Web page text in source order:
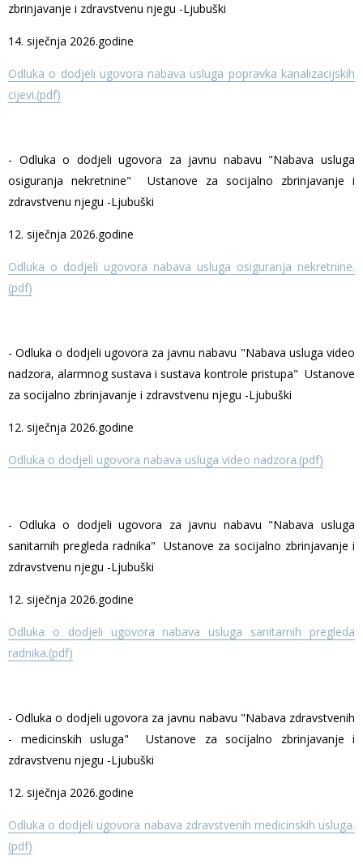
zbrinjavanje i zdravstvenu njegu -Ljubuški
14. siječnja 2026.godine
Odluka o dodjeli ugovora nabava usluga popravka kanalizacijskih
cijevi.(pdf)
- Odluka o dodjeli ugovora za javnu nabavu "Nabava usluga
osiguranja nekretnine" Ustanove za socijalno zbrinjavanje i
zdravstvenu njegu -Ljubuški
12. siječnja 2026.godine
Odluka o dodjeli ugovora nabava usluga osiguranja nekretnine.
(pdf)
- Odluka o dodjeli ugovora za javnu nabavu "Nabava usluga video
nadzora, alarmnog sustava i sustava kontrole pristupa" Ustanove
za socijalno zbrinjavanje i zdravstvenu njegu -Ljubuški
12. siječnja 2026.godine
Odluka o dodjeli ugovora nabava usluga video nadzora.(pdf)
- Odluka o dodjeli ugovora za javnu nabavu "Nabava usluga
sanitarnih pregleda radnika" Ustanove za socijalno zbrinjavanje i
zdravstvenu njegu -Ljubuški
12. siječnja 2026.godine
Odluka o dodjeli ugovora nabava usluga sanitarnih pregleda
radnika.(pdf)
- Odluka o dodjeli ugovora za javnu nabavu "Nabava zdravstvenih
- medicinskih usluga" Ustanove za socijalno zbrinjavanje i
zdravstvenu njegu -Ljubuški
12. siječnja 2026.godine
Odluka o dodjeli ugovora nabava zdravstvenih medicinskih usluga.
(pdf)